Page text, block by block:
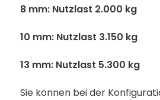
8 mm: Nutzlast 2.000 kg
10 mm: Nutzlast 3.150 kg
13 mm: Nutzlast 5.300 kg
Sie können bei der